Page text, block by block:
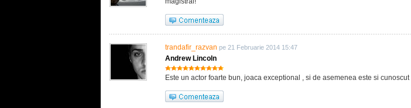
trandafir_razvan pe 21 Februarie 2014 15:47
Andrew Lincoln
Este un actor foarte bun, joaca exceptional , si de asemenea este si cunoscut